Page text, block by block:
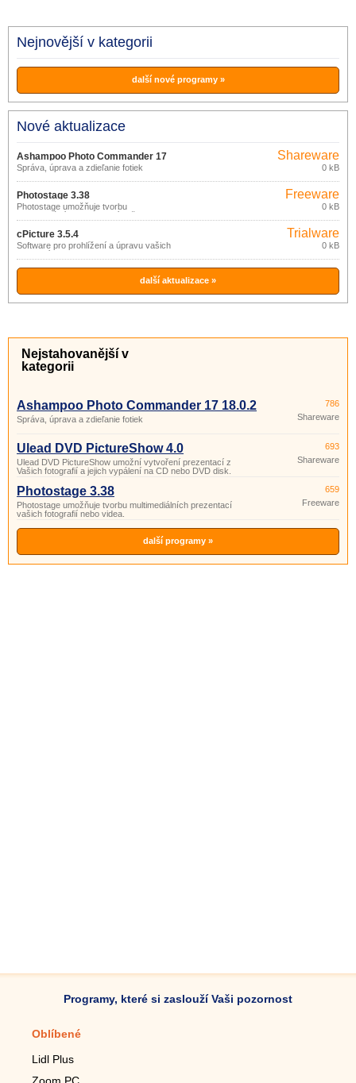
Nejnovější v kategorii
další nové programy »
Nové aktualizace
Ashampoo Photo Commander 17
18.0.2
Správa, úprava a zdieľanie fotiek
Shareware
0 kB
Photostage 3.38
Photostage umožňuje tvorbu
multimediálních prezentací vašich
fotografií nebo videa.
Freeware
0 kB
cPicture 3.5.4
Software pro prohlížení a úpravu vašich
fotografií.
Trialware
0 kB
další aktualizace »
Nejstahovanější v
kategorii
Ashampoo Photo Commander 17 18.0.2
Správa, úprava a zdieľanie fotiek
786
Shareware
Ulead DVD PictureShow 4.0
Ulead DVD PictureShow umožní vytvoření prezentací z
Vašich fotografií a jejich vypálení na CD nebo DVD disk.
693
Shareware
Photostage 3.38
Photostage umožňuje tvorbu multimediálních prezentací
vašich fotografií nebo videa.
659
Freeware
další programy »
Programy, které si zaslouží Vaši pozornost
Oblíbené
Lidl Plus